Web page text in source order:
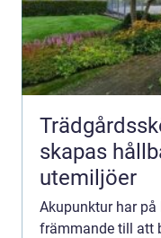
skapas
utemiljöer
Akupunktur har
främmande till att